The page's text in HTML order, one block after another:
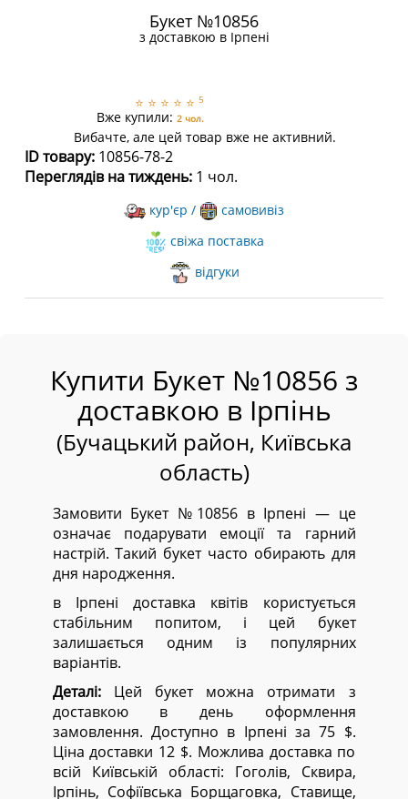
Букет №10856
з доставкою в Ірпені
⭐ ⭐ ⭐ ⭐ ⭐ 5
Вже купили: 2 чол.
Вибачте, але цей товар вже не активний.
ID товару: 10856-78-2
Переглядів на тиждень: 1 чол.
кур'єр /
самовивіз
свіжа поставка
відгуки
Купити Букет №10856 з
доставкою в Ірпінь
(Бучацький район, Київська
область)
Замовити Букет №10856 в Ірпені — це
означає подарувати емоції та гарний
настрій. Такий букет часто обирають для
дня народження.
в Ірпені доставка квітів користується
стабільним попитом, і цей букет
залишається одним із популярних
варіантів.
Деталі:Цей букет можна отримати з
доставкою в день оформлення
замовлення. Доступно в Ірпені за 75 $.
Ціна доставки 12 $. Можлива доставка по
всій Київській області: Гоголів, Сквира,
Ірпінь, Софіївська Борщаговка, Ставище,